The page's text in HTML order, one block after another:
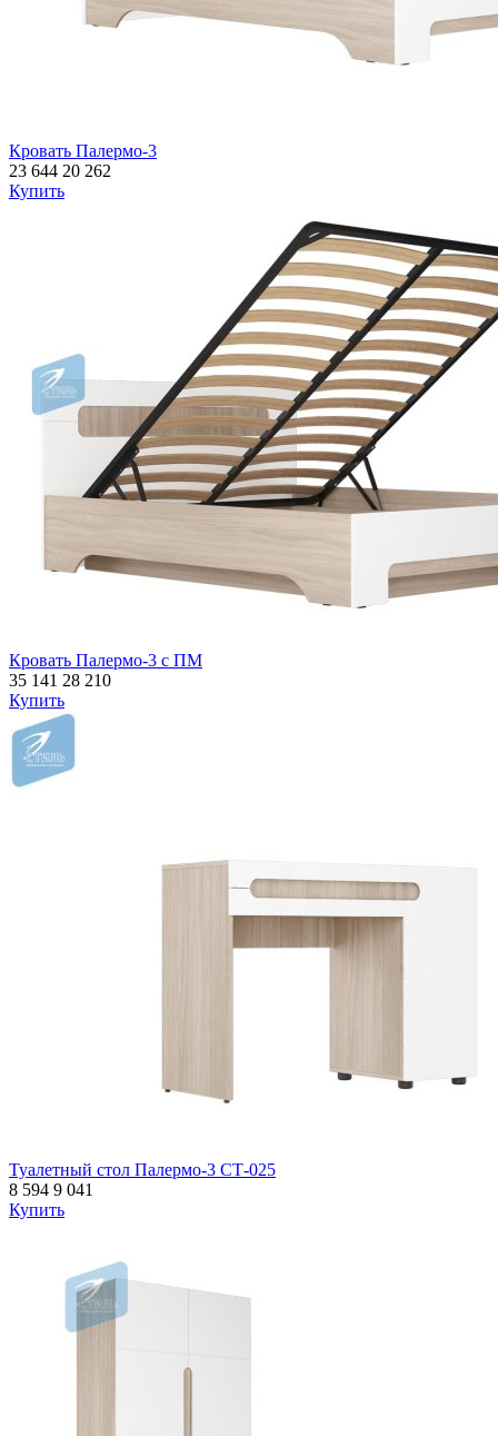
Кровать Палермо-3
23 644 20 262
Купить
Кровать Палермо-3 с ПМ
35 141 28 210
Купить
Туалетный стол Палермо-3 СТ-025
8 594 9 041
Купить